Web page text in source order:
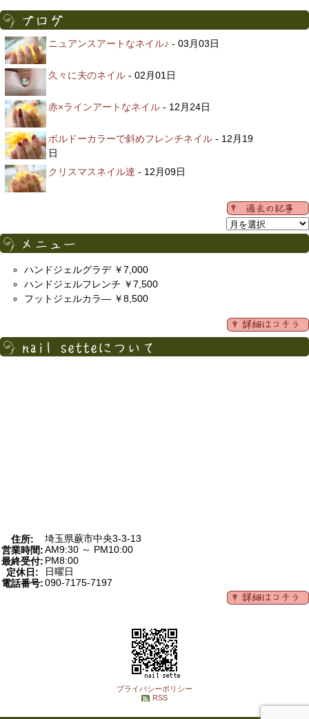
ニュアンスアートなネイル♪ - 03月03日
久々に夫のネイル - 02月01日
赤×ラインアートなネイル - 12月24日
ボルドーカラーで斜めフレンチネイル - 12月19
日
クリスマスネイル達 - 12月09日
ハンドジェルグラデ ￥7,000
ハンドジェルフレンチ ￥7,500
フットジェルカラ― ￥8,500
住所:
埼玉県蕨市中央3-3-13
営業時間:AM9:30 ～ PM10:00
最終受付: PM8:00
定休日:
日曜日
電話番号:090-7175-7197
プライバシーポリシー
RSS